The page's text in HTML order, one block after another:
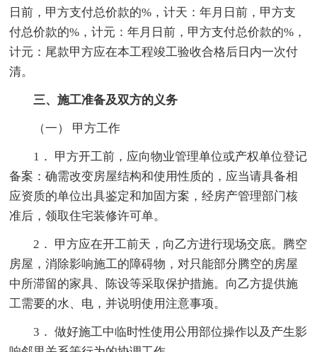
日前，甲方支付总价款的%，计天：年月日前，甲方支
付总价款的%，计元：年月日前，甲方支付总价款的%，
计元：尾款甲方应在本工程竣工验收合格后日内一次付
清。
三、施工准备及双方的义务
（一） 甲方工作
1． 甲方开工前，应向物业管理单位或产权单位登记
备案：确需改变房屋结构和使用性质的，应当请具备相
应资质的单位出具鉴定和加固方案，经房产管理部门核
准后，领取住宅装修许可单。
2． 甲方应在开工前天，向乙方进行现场交底。腾空
房屋，消除影响施工的障碍物，对只能部分腾空的房屋
中所滞留的家具、陈设等采取保护措施。向乙方提供施
工需要的水、电，并说明使用注意事项。
3． 做好施工中临时性使用公用部位操作以及产生影